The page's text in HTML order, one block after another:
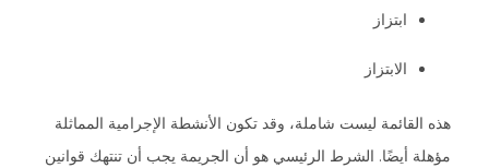
ابتزاز
الابتزاز
هذه القائمة ليست شاملة، وقد تكون الأنشطة الإجرامية المماثلة
مؤهلة أيضًا. الشرط الرئيسي هو أن الجريمة يجب أن تنتهك قوانين